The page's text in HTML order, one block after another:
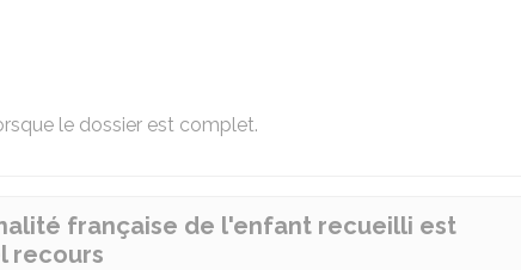
le dossier est complet.
française de l'enfant recueilli est
recours